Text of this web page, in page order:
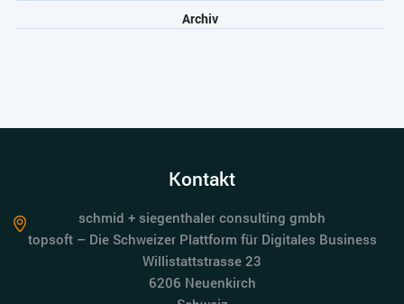
Archiv
Kontakt
schmid + siegenthaler consulting gmbh
topsoft – Die Schweizer Plattform für Digitales Business
Willistattstrasse 23
6206 Neuenkirch